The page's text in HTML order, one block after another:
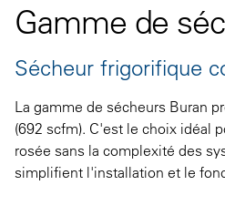
Gamme de
Sécheur frigorifique
La gamme de sécheurs Buran
(692 scfm). C'est le choix idéal
rosée sans la complexité des
simplifient l'installation et le